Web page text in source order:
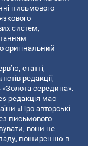
письмового
систем,
оригінальний
статті,
редакції,
середина».
редакція має
«Про авторські
письмового
вони не
поширенню в